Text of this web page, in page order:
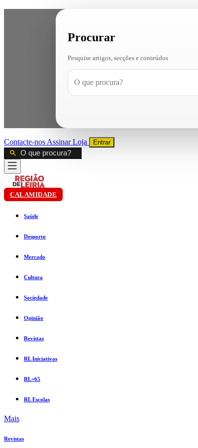
Procurar
Pesquise artigos, secções e conteúdos
Contacte-nos AssinarLoja Entrar
CALAMIDADE
Saúde
Desporto
Mercado
Cultura
Sociedade
Opinião
Revistas
RL Iniciativas
RL+65
RL Escolas
Mais
Revistas